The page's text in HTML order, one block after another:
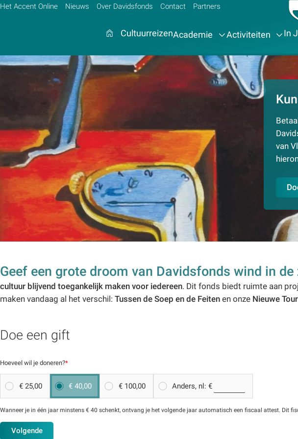
Het Accent Online Nieuws Over Davidsfonds Contact Partners
CultuurreizenAcademie Activiteiten In
van
Geef een grote droom van Davidsfonds wind in de
cultuur blijvend toegankelijk maken voor iedereen. Dit fonds biedt ruimte aan
maken vandaag al het verschil: Tussen de Soep en de Feiten en onze Nieuwe
Doe een gift
Hoeveel wil je doneren?*
€ 25,00 € 40,00 € 100,00 Anders, nl: €
Wanneer je in één jaar minstens € 40 schenkt, ontvang je het volgende jaar automatisch een fiscaal attest. Dit
Volgende